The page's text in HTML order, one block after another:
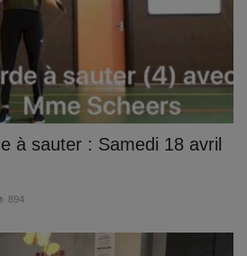
à sauter : Samedi 18 avril
894